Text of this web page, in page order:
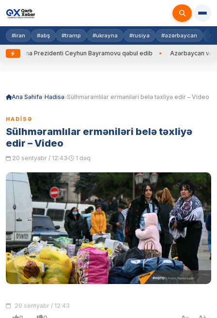
#iran #abş #tramp #ukrayna #rusiya #azərbaycan
Prezidenti Ceyhun Bayramovu qəbul edib Azərbaycan və
Ana Səhifə Hadisə Sülhməramlılar erməniləri belə təxliyə edir – Video
HADISƏ
Sülhməramlılar erməniləri belə təxliyə
edir – Video
20 sentyabr / 12:43 1 dəq
20 sentyabr / 12:43